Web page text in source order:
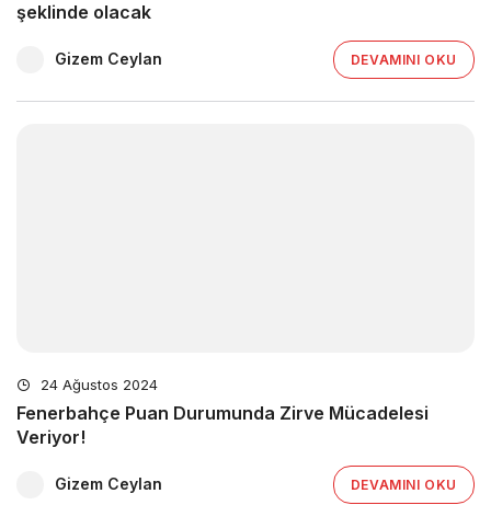
şeklinde olacak
Gizem Ceylan DEVAMINI OKU
24 Ağustos 2024
Fenerbahçe Puan Durumunda Zirve Mücadelesi
Veriyor!
Gizem Ceylan DEVAMINI OKU